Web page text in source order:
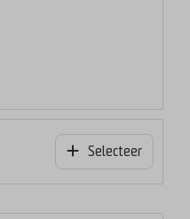
Selecteer